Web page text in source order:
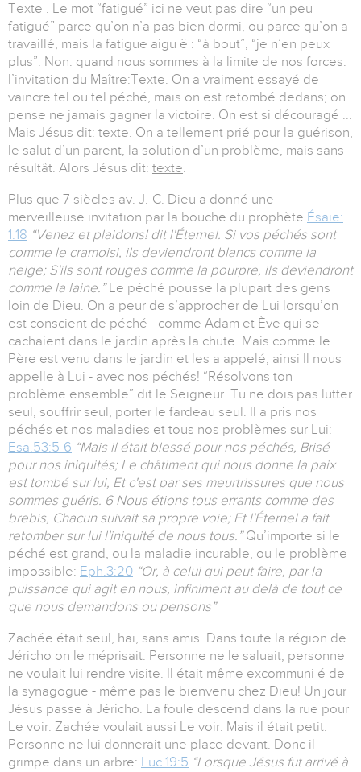
Texte . Le mot “fatigué” ici ne veut pas dire “un peu
fatigué” parce qu’on n’a pas bien dormi, ou parce qu’on a
travaillé, mais la fatigue aigu ë : “à bout”, “je n’en peux
plus”. Non: quand nous sommes à la limite de nos forces:
l’invitation du Maître:Texte. On a vraiment essayé de
vaincre tel ou tel péché, mais on est retombé dedans; on
pense ne jamais gagner la victoire. On est si découragé ...
Mais Jésus dit: texte. On a tellement prié pour la guérison,
le salut d’un parent, la solution d’un problème, mais sans
résultât. Alors Jésus dit: texte.
Plus que 7 siècles av. J.-C. Dieu a donné une
merveilleuse invitation par la bouche du prophète Ésaïe:
1:18 “Venez et plaidons! dit l'Éternel. Si vos péchés sont
comme le cramoisi, ils deviendront blancs comme la
neige; S'ils sont rouges comme la pourpre, ils deviendront
comme la laine.”Le péché pousse la plupart des gens
loin de Dieu. On a peur de s’approcher de Lui lorsqu’on
est conscient de péché - comme Adam et Ève qui se
cachaient dans le jardin après la chute. Mais comme le
Père est venu dans le jardin et les a appelé, ainsi Il nous
appelle à Lui - avec nos péchés! “Résolvons ton
problème ensemble” dit le Seigneur. Tu ne dois pas lutter
seul, souffrir seul, porter le fardeau seul. Il a pris nos
péchés et nos maladies et tous nos problèmes sur Lui:
Esa.53:5-6 “Mais il était blessé pour nos péchés, Brisé
pour nos iniquités; Le châtiment qui nous donne la paix
est tombé sur lui, Et c'est par ses meurtrissures que nous
sommes guéris. 6 Nous étions tous errants comme des
brebis, Chacun suivait sa propre voie; Et l'Éternel a fait
retomber sur lui l'iniquité de nous tous.”Qu’importe si le
péché est grand, ou la maladie incurable, ou le problème
impossible: Eph.3:20 “Or, à celui qui peut faire, par la
puissance qui agit en nous, infiniment au delà de tout ce
que nous demandons ou pensons”
Zachée était seul, haï, sans amis. Dans toute la région de
Jéricho on le méprisait. Personne ne le saluait; personne
ne voulait lui rendre visite. Il était même excommuni é de
la synagogue - même pas le bienvenu chez Dieu! Un jour
Jésus passe à Jéricho. La foule descend dans la rue pour
Le voir. Zachée voulait aussi Le voir. Mais il était petit.
Personne ne lui donnerait une place devant. Donc il
grimpe dans un arbre: Luc.19:5 “Lorsque Jésus fut arrivé à